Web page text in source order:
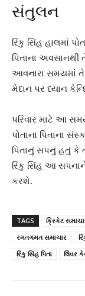
સંતુલન
રિંકુ સિંહ હાલમાં
પિતાના અવસાનથી
આવનારા સમયમાં
મેદાન પર ધ્યાન
પરિવાર માટે આ
પોતાના પિતાના
પિતાનું સપનું હતું કે
રિંકુ સિંહ આ સપનાને
કરશે.
TAGS ક્રિકેટ
રમતગમત સમાચાર
રિંકુ સિંહ પિતા
લિવર